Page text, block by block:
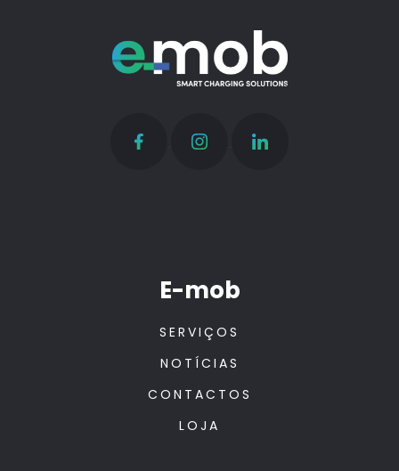
E-mob
SERVIÇOS
NOTÍCIAS
CONTACTOS
LOJA